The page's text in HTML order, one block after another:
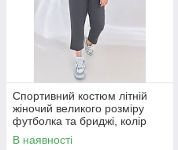
Спортивний костюм літній
жіночий великого розміру
футболка та бриджі, колір
сірий розмір 50/52
В наявності